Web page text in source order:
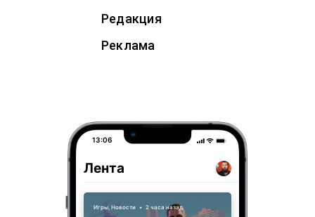
Редакция
Реклама
13:06
Лента
Игры, Новости • 2 часа назад